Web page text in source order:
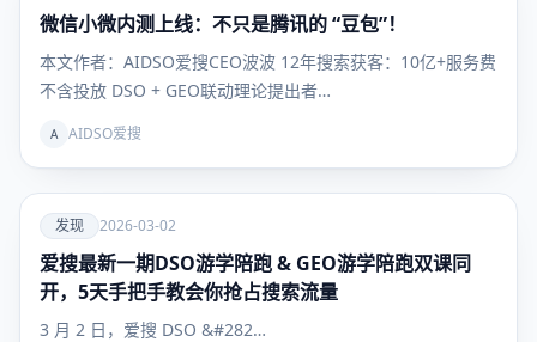
发现
微信小微内测上线：不只是腾讯的 “豆包”！
本文作者：AIDSO爱搜CEO波波 12年搜索获客：10亿+服务费
不含投放 DSO + GEO联动理论提出者…
A AIDSO爱搜
爱
发现
发现 2026-03-02
爱搜最新一期DSO游学陪跑 & GEO游学陪跑双课同
开，5天手把手教会你抢占搜索流量
3 月 2 日，爱搜 DSO &#282…